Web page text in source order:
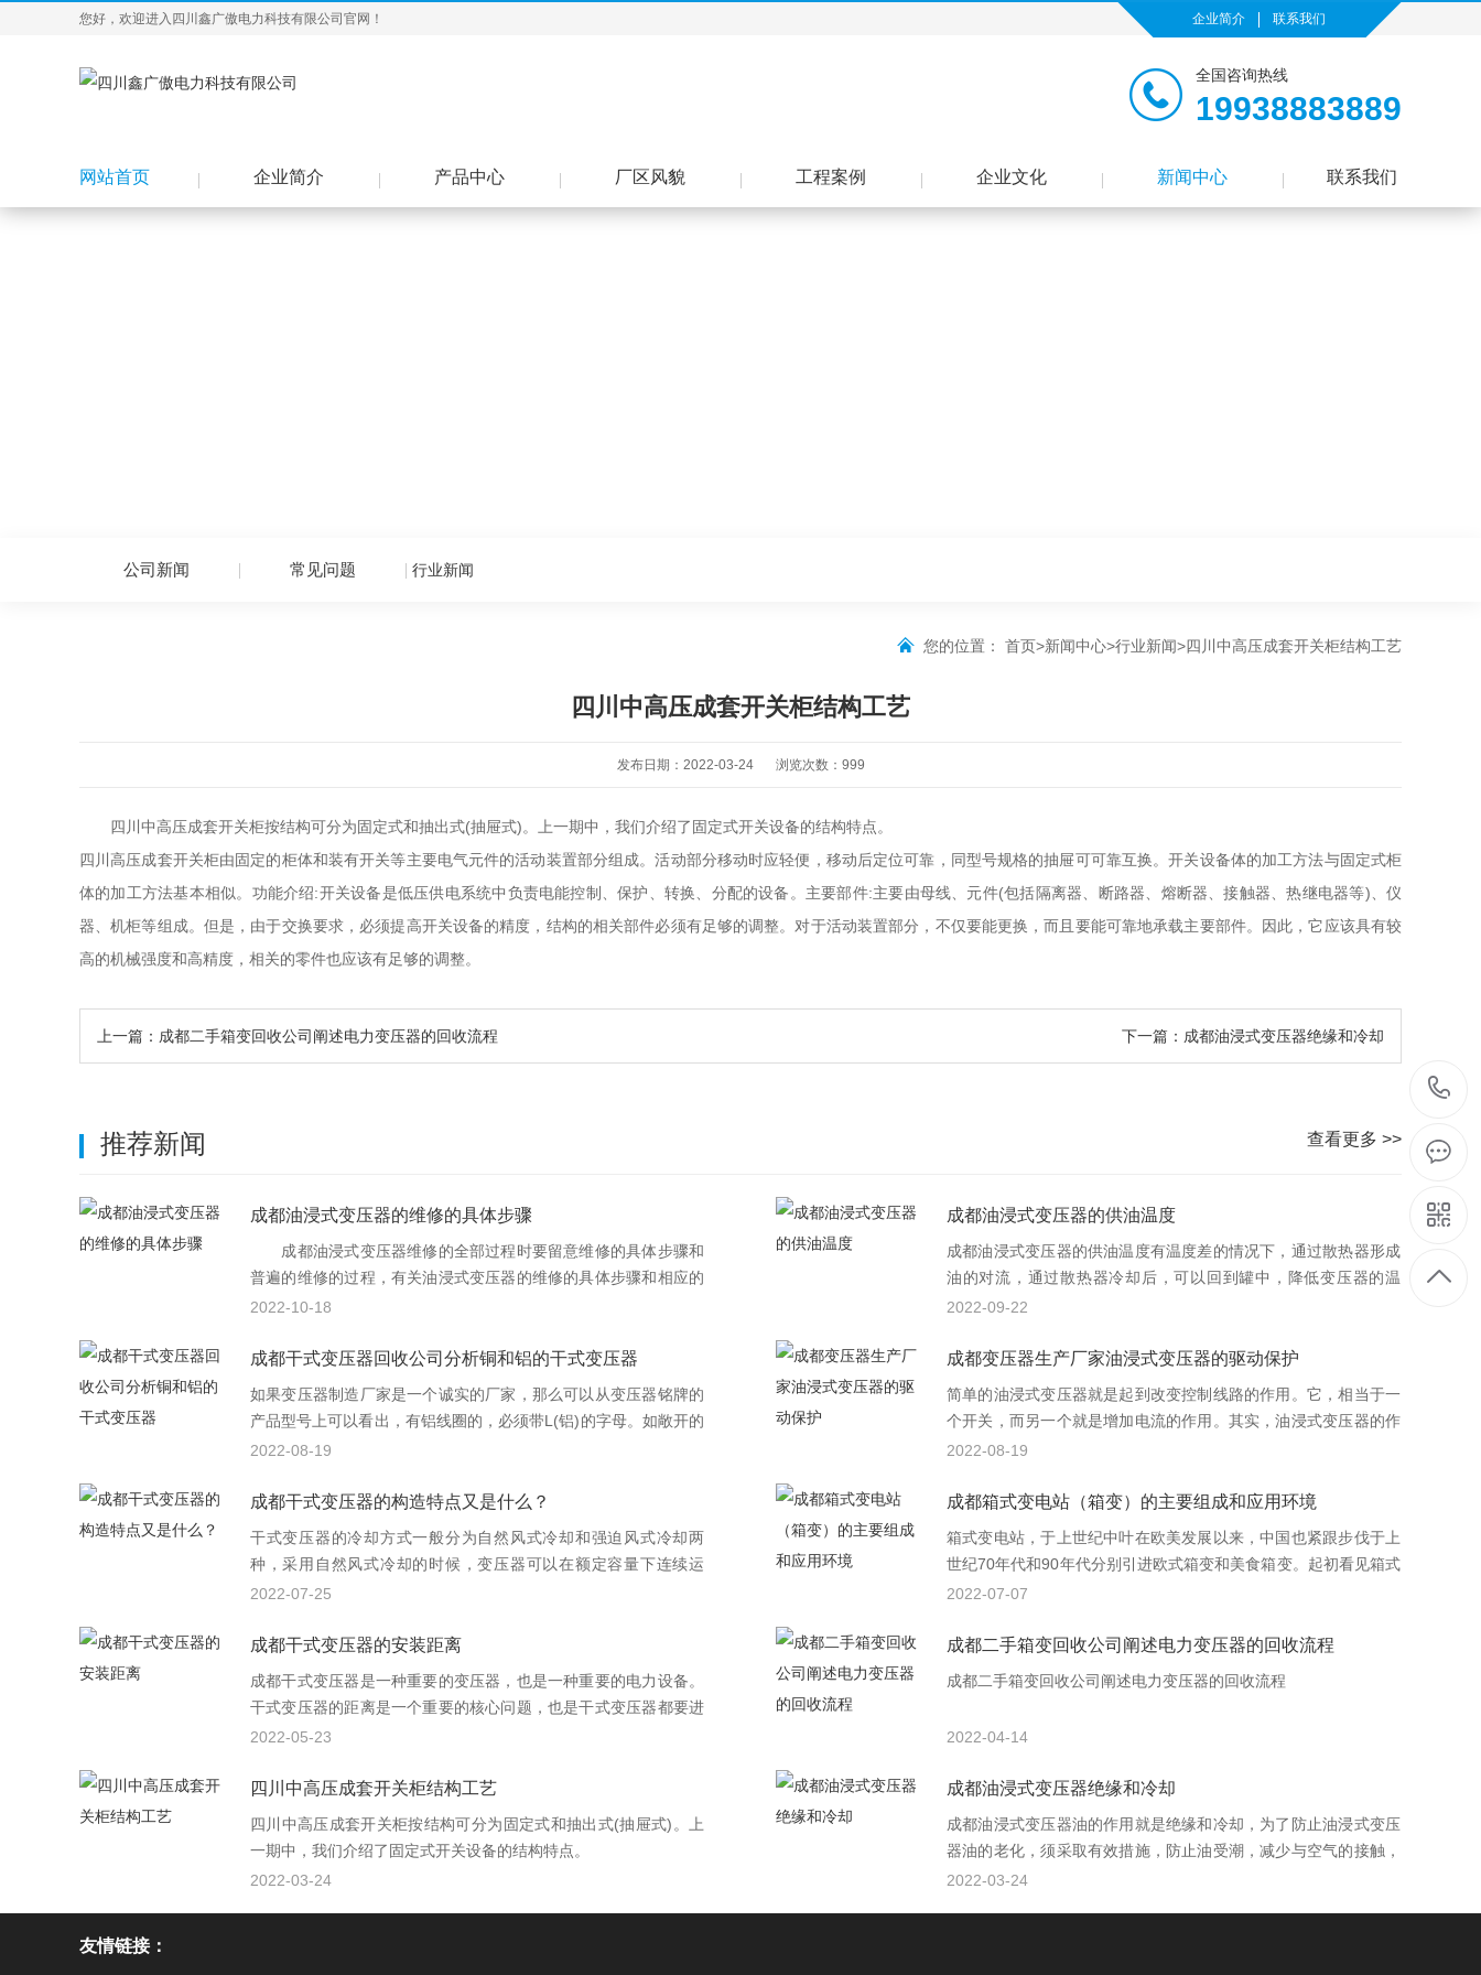
您好，欢迎进入四川鑫广傲电力科技有限公司官网！ 企业简介 联系我们
全国咨询热线
19938883889
网站首页 企业简介 产品中心 厂区风貌 工程案例 企业文化 新闻中心 联系我们
公司新闻 常见问题 行业新闻
您的位置： 首页>新闻中心>行业新闻>四川中高压成套开关柜结构工艺
四川中高压成套开关柜结构工艺
发布日期：2022-03-24 浏览次数： 999
四川中高压成套开关柜按结构可分为固定式和抽出式(抽屉式)。上一期中，我们介绍了固定式开关设备的结构特点。
四川高压成套开关柜由固定的柜体和装有开关等主要电气元件的活动装置部分组成。活动部分移动时应轻便，移动后定位可靠，同型号规格的抽屉可可靠互换。开关设备体的加工方法与固定式柜
体的加工方法基本相似。功能介绍:开关设备是低压供电系统中负责电能控制、保护、转换、分配的设备。主要部件:主要由母线、元件(包括隔离器、断路器、熔断器、接触器、热继电器等)、仪
器、机柜等组成。但是，由于交换要求，必须提高开关设备的精度，结构的相关部件必须有足够的调整。对于活动装置部分，不仅要能更换，而且要能可靠地承载主要部件。因此，它应该具有较
高的机械强度和高精度，相关的零件也应该有足够的调整。
上一篇：成都二手箱变回收公司阐述电力变压器的回收流程 下一篇：成都油浸式变压器绝缘和冷却
查看更多 >>
推荐新闻
成都油浸式变压器的维修的具体步骤
成都油浸式变压器维修的全部过程时要留意维修的具体步骤和
普遍的维修的过程，有关油浸式变压器的维修的具体步骤和相应的
全部过程您都理当把握一些什么?
2022-10-18
成都油浸式变压器的供油温度
成都油浸式变压器的供油温度有温度差的情况下，通过散热器形成
油的对流，通过散热器冷却后，可以回到罐中，降低变压器的温
度。为了提高变压器的冷却效果，可以采用风冷、强制风冷、强制
2022-09-22
成都干式变压器回收公司分析铜和铝的干式变压器
如果变压器制造厂家是一个诚实的厂家，那么可以从变压器铭牌的
产品型号上可以看出，有铝线圈的，必须带L(铝)的字母。如敞开的
干变，全铜线圈的是SG，而铝线圈的应该是SGL。环氧树脂的，全
2022-08-19
成都变压器生产厂家油浸式变压器的驱动保护
简单的油浸式变压器就是起到改变控制线路的作用。它，相当于一
个开关，而另一个就是增加电流的作用。其实，油浸式变压器的作
用和一般油浸式变压器的功能是一致的，主要起到“开关”的作用干
2022-08-19
成都干式变压器的构造特点又是什么？
干式变压器的冷却方式一般分为自然风式冷却和强迫风式冷却两
种，采用自然风式冷却的时候，变压器可以在额定容量下连续运
行，如果采用强迫风式冷却，变压器输出量可以提高50%，适用于
2022-07-25
成都箱式变电站（箱变）的主要组成和应用环境
箱式变电站，于上世纪中叶在欧美发展以来，中国也紧跟步伐于上
世纪70年代和90年代分别引进欧式箱变和美食箱变。起初看见箱式
变电站，就被形容成很像是给变压器、高低压开关柜盖了个小房
积较大一点，因为它内部安装了常规开关柜及变压器；而美式箱变
体积较小，因为它采用了一体化安装方式。
2022-07-07
成都干式变压器的安装距离
成都干式变压器是一种重要的变压器，也是一种重要的电力设备。
干式变压器的距离是一个重要的核心问题，也是干式变压器都要进
行操作的，对于干式变压器的距离要注意正确地进行去安装。
2022-05-23
成都二手箱变回收公司阐述电力变压器的回收流程
成都二手箱变回收公司阐述电力变压器的回收流程
2022-04-14
四川中高压成套开关柜结构工艺
四川中高压成套开关柜按结构可分为固定式和抽出式(抽屉式)。上
一期中，我们介绍了固定式开关设备的结构特点。
2022-03-24
成都油浸式变压器绝缘和冷却
成都油浸式变压器油的作用就是绝缘和冷却，为了防止油浸式变压
器油的老化，须采取有效措施，防止油受潮，减少与空气的接触，
油浸式变压器厂家需要检查有载调压装置哪些项目?
2022-03-24
友情链接：